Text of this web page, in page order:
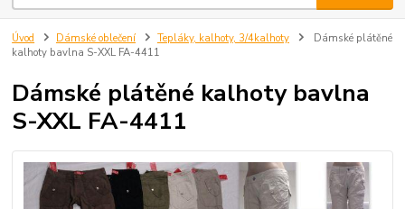
Úvod Dámské oblečení Tepláky, kalhoty, 3/4kalhoty
Dámské plátěné
kalhoty bavlna S-XXL FA-4411
Dámské plátěné kalhoty bavlna
S-XXL FA-4411